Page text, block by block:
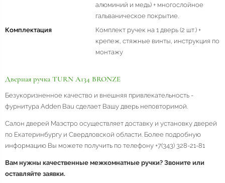
алюминий и медь) + многослойное
гальваническое покрытие.
Комплектация
Комплект ручек на 1 дверь (2 шт.) +
крепеж, стяжные винты, инструкция по
монтажу
Дверная ручка TURN A134 BRONZE
Безукоризненное качество и внешняя привлекательность -
фурнитура Adden Bau сделает Вашу дверь неповторимой.
Салон дверей Маэстро осуществляет доставку и установку дверей
по Екатеринбургу и Свердловской области. Более подробную
информацию Вы можете получить по телефону +7(343) 328-21-81
Вам нужны качественные межкомнатные ручки? Звоните или
оставляйте заявки.